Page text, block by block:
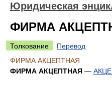
Юридическая
ФИРМА
Толкование
Перевод
ФИРМА АКЦЕПТНАЯ
ФИРМА АКЦЕПТНАЯ —